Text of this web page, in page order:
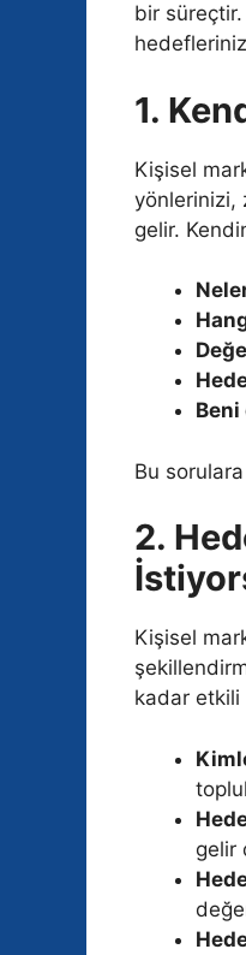
bir
1.
Kişisel
yönlerinizi,
gelir.
Beni
Bu
2.
Kişisel
kadar etkili
gelir